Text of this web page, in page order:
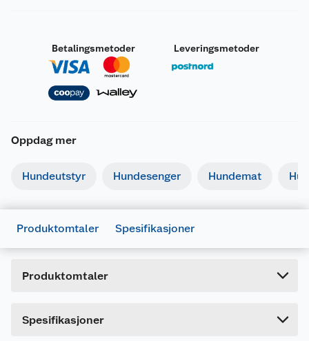
Betalingsmetoder Leveringsmetoder
Oppdag mer
Hundeutstyr Hundesenger Hundemat
Produktomtaler Spesifikasjoner
Produktomtaler
Dette produktet har ikke fått noen omtale ennå.
Spesifikasjoner
Generelt